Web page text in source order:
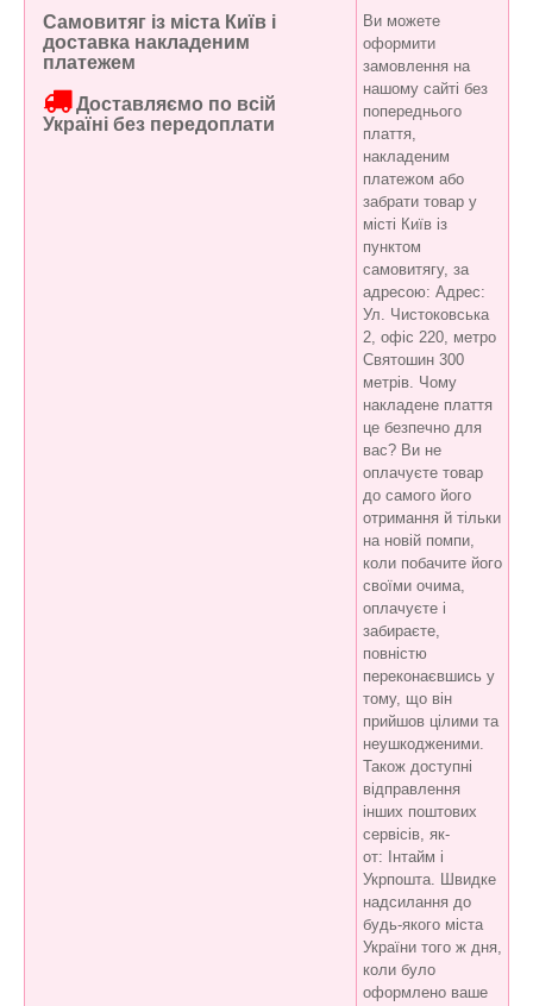
Самовитяг із міста Київ і
доставка накладеним
платежем
Доставляємо по всій
Україні без передоплати
Ви можете
оформити
замовлення на
нашому сайті без
попереднього
плаття,
накладеним
платежом або
забрати товар у
місті Київ із
пунктом
самовитягу, за
адресою: Адрес:
Ул. Чистоковська
2, офіс 220, метро
Святошин 300
метрів. Чому
накладене плаття
це безпечно для
вас? Ви не
оплачуєте товар
до самого його
отримання й тільки
на новій помпи,
коли побачите його
своїми очима,
оплачуєте і
забираєте,
повністю
переконаєвшись у
тому, що він
прийшов цілими та
неушкодженими.
Також доступні
відправлення
інших поштових
сервісів, як-
от: Інтайм і
Укрпошта. Швидке
надсилання до
будь-якого міста
України того ж дня,
коли було
оформлено ваше